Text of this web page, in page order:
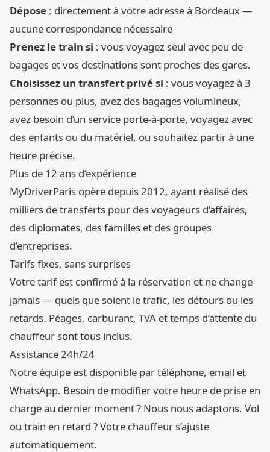
Dépose : directement à votre adresse à Bordeaux —
aucune correspondance nécessaire
Prenez le train si : vous voyagez seul avec peu de
bagages et vos destinations sont proches des gares.
Choisissez un transfert privé si : vous voyagez à 3
personnes ou plus, avez des bagages volumineux,
avez besoin d’un service porte-à-porte, voyagez avec
des enfants ou du matériel, ou souhaitez partir à une
heure précise.
Plus de 12 ans d’expérience
MyDriverParis opère depuis 2012, ayant réalisé des
milliers de transferts pour des voyageurs d’affaires,
des diplomates, des familles et des groupes
d’entreprises.
Tarifs fixes, sans surprises
Votre tarif est confirmé à la réservation et ne change
jamais — quels que soient le trafic, les détours ou les
retards. Péages, carburant, TVA et temps d’attente du
chauffeur sont tous inclus.
Assistance 24h/24
Notre équipe est disponible par téléphone, email et
WhatsApp. Besoin de modifier votre heure de prise en
charge au dernier moment ? Nous nous adaptons. Vol
ou train en retard ? Votre chauffeur s’ajuste
automatiquement.